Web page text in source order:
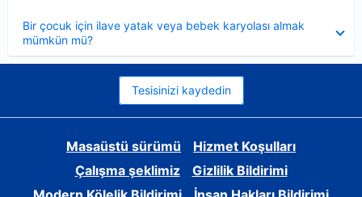
Bir çocuk için ilave yatak veya bebek karyolası almak
mümkün mü?
Tesisinizi kaydedin
Masaüstü sürümü
Hizmet Koşulları
Çalışma şeklimiz
Gizlilik Bildirimi